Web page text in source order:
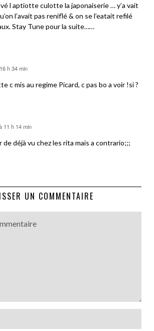
l aptiotte culotte la japonaiserie … y’a vait
l’avait pas reniflé & on se l’eatait refilé
Stay Tune pour la suite……
h 34 min
c mis au regime Picard, c pas bo a voir !si ?
11 h 14 min
de déjà vu chez les rita mais a contrario;;;
UN COMMENTAIRE